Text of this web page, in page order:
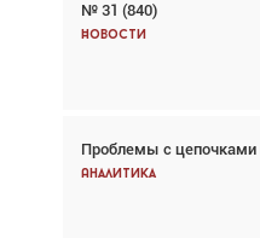
№ 31 (840)
Новости
Проблемы с цепочками
Аналитика
Авиационный фотограф
говорит сама за себя...
Впервые с 2024 года
снижается три недели